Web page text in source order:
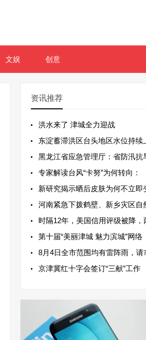
文娱 创意
资讯推荐
洪水来了 津城全力迎战
东淀蓄滞洪区台头地区水位持续
黑龙江省应急管理厅：省防汛抗
专家解读台风“卡努”为何转向：
新研究揭示晒后皮肤为何不立即
河南紧急下拨鹤壁、新乡灾区自
时隔12年，美国信用评级被降，
第十届“美丽津城 魅力滨城”网络
8月4日全市范围均有雷阵雨，请
京津冀红十字会签订“三献”工作